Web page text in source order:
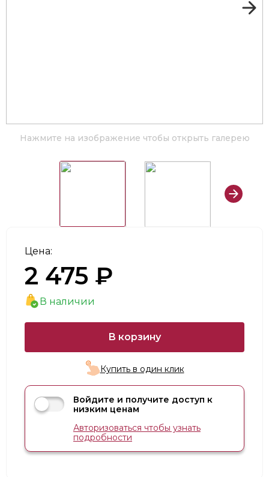
Нажмите на изображение чтобы открыть галерею
Цена:
2 475 ₽
В наличии
В корзину
Купить в один клик
Войдите и получите доступ к
низким ценам
Авторизоваться чтобы узнать
подробности